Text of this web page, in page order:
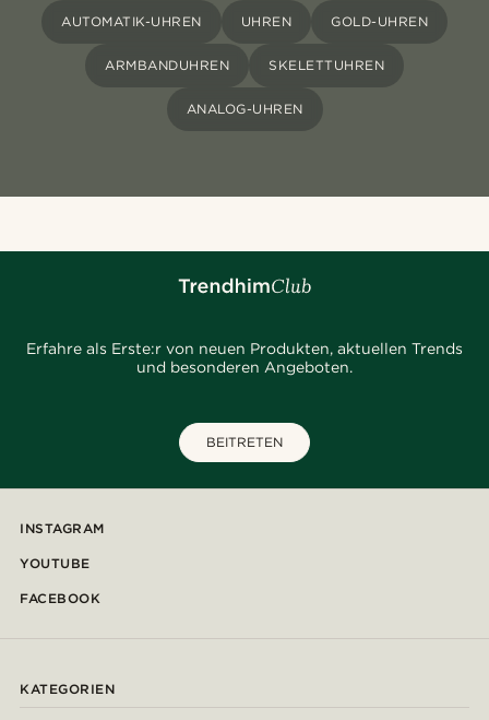
AUTOMATIK-UHREN UHREN GOLD-UHREN
ARMBANDUHREN SKELETTUHREN
ANALOG-UHREN
Erfahre als Erste:r von neuen Produkten, aktuellen Trends
und besonderen Angeboten.
BEITRETEN
INSTAGRAM
YOUTUBE
FACEBOOK
KATEGORIEN